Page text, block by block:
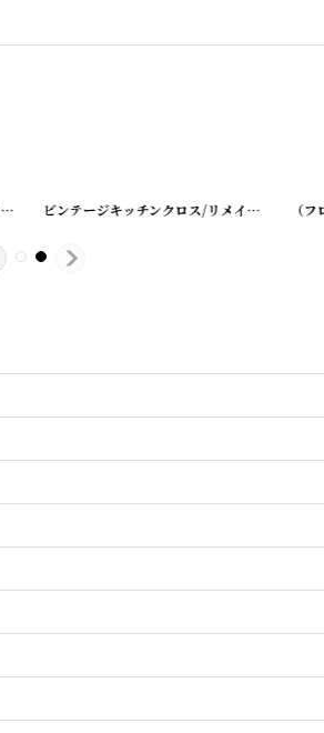
ビンテージキッチンクロス/リメイクパンツ [220405-9] ビンテージキッチンクロス/リメイクパンツ [